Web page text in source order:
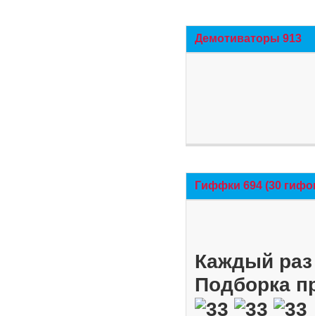
Демотиваторы 913
Гиффки 694 (30
Каждый
Подборка